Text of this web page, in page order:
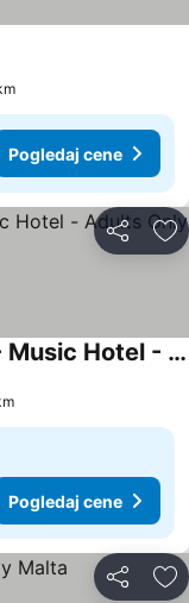
Pogledaj cene
Deli
Bora Bora Ibiza Malta Resort - Music Hotel - Adults Only 18 plus
Pogledaj cene
Deli